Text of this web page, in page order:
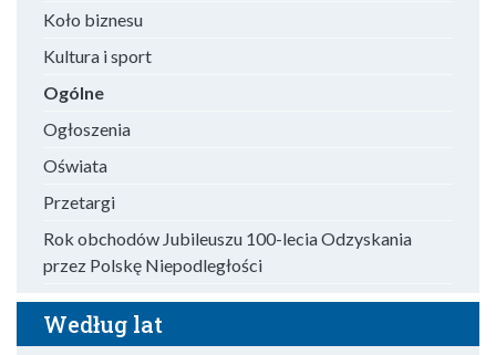
Koło biznesu
Kultura i sport
Ogólne
Ogłoszenia
Oświata
Przetargi
Rok obchodów Jubileuszu 100-lecia Odzyskania
przez Polskę Niepodległości
Według lat